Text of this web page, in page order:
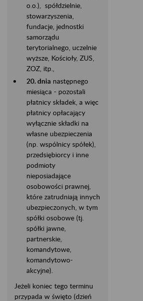
o.o.), spółdzielnie,
stowarzyszenia,
fundacje, jednostki
samorządu
terytorialnego, uczelnie
wyższe, Kościoły, ZUS,
ZOZ, itp.,
20. dnia następnego
miesiąca - pozostali
płatnicy składek, a więc
płatnicy opłacający
wyłącznie składki na
własne ubezpieczenia
(np. wspólnicy spółek),
przedsiębiorcy i inne
podmioty
nieposiadające
osobowości prawnej,
które zatrudniają innych
ubezpieczonych, w tym
spółki osobowe (tj.
spółki jawne,
partnerskie,
komandytowe,
komandytowo-
akcyjne).
Jeżeli koniec tego terminu
przypada w święto (dzień